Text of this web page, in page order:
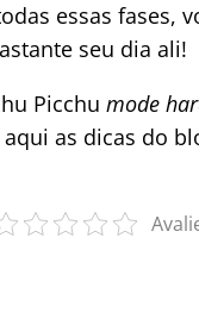
essas fases,
seu dia ali!
Picchu mode
aqui as dicas do